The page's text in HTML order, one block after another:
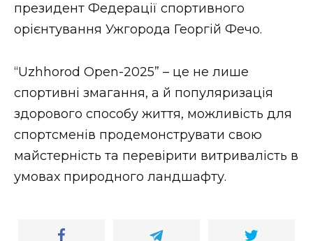
президент Федерації спортивного
орієнтування Ужгорода Георгій Фечо.
“Uzhhorod Open-2025” – це не лише
спортивні змагання, а й популяризація
здорового способу життя, можливість для
спортсменів продемонструвати свою
майстерність та перевірити витривалість в
умовах природного ландшафту.